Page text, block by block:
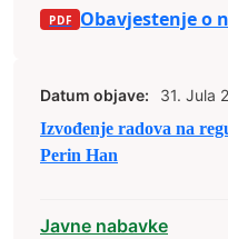
Obavjestenje o
Datum objave:
31. Jula
Izvođenje radova na
Perin Han
Javne nabavke